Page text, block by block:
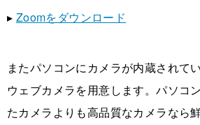
▸ Zoomをダウンロード
またパソコンにカメラが内蔵されて
ウェブカメラを用意します。パソコ
たカメラよりも高品質なカメラなら